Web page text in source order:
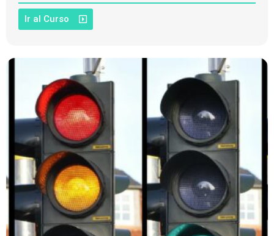
Ir al Curso